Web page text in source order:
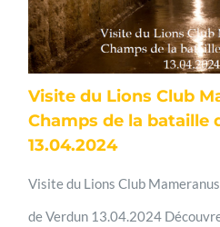
Visite du Lions Club
Champs de la bataille
13.04.2024
Visite du Lions Club
de Verdun 13.04.2024